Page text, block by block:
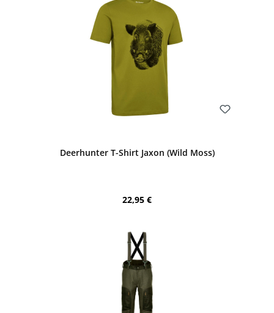
Deerhunter T-Shirt Jaxon (Wild Moss)
Regulärer Preis:
22,95 €